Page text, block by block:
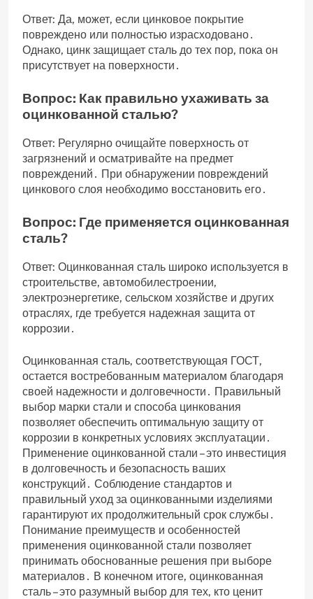
Ответ: Да‚ может‚ если цинковое покрытие
повреждено или полностью израсходовано․
Однако‚ цинк защищает сталь до тех пор‚ пока он
присутствует на поверхности․
Вопрос: Как правильно ухаживать за
оцинкованной сталью?
Ответ: Регулярно очищайте поверхность от
загрязнений и осматривайте на предмет
повреждений․ При обнаружении повреждений
цинкового слоя необходимо восстановить его․
Вопрос: Где применяется оцинкованная
сталь?
Ответ: Оцинкованная сталь широко используется в
строительстве‚ автомобилестроении‚
электроэнергетике‚ сельском хозяйстве и других
отраслях‚ где требуется надежная защита от
коррозии․
Оцинкованная сталь‚ соответствующая ГОСТ‚
остается востребованным материалом благодаря
своей надежности и долговечности․ Правильный
выбор марки стали и способа цинкования
позволяет обеспечить оптимальную защиту от
коррозии в конкретных условиях эксплуатации․
Применение оцинкованной стали – это инвестиция
в долговечность и безопасность ваших
конструкций․ Соблюдение стандартов и
правильный уход за оцинкованными изделиями
гарантируют их продолжительный срок службы․
Понимание преимуществ и особенностей
применения оцинкованной стали позволяет
принимать обоснованные решения при выборе
материалов․ В конечном итоге‚ оцинкованная
сталь – это разумный выбор для тех‚ кто ценит